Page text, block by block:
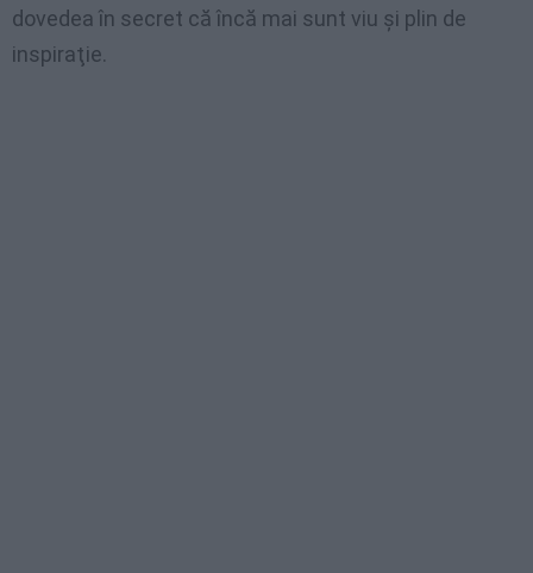
dovedea în secret că încă mai sunt viu şi plin de
inspiraţie.